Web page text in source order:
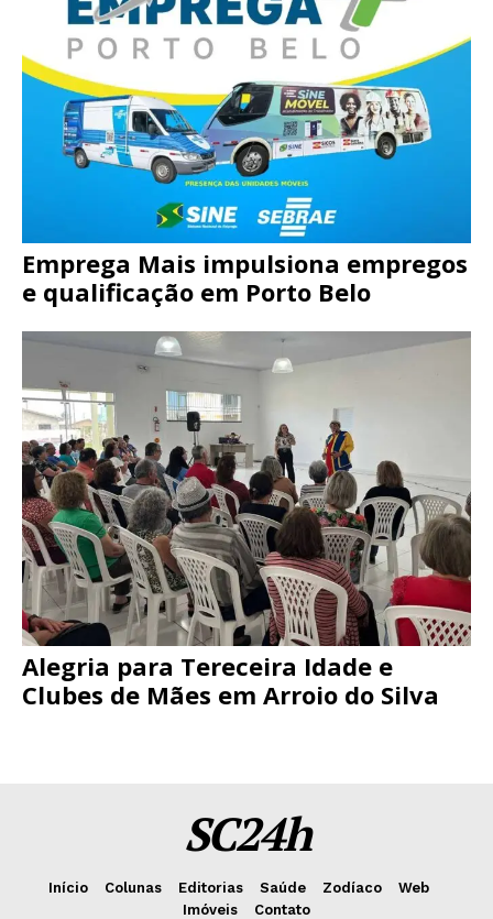
Emprega Mais impulsiona empregos
e qualificação em Porto Belo
Alegria para Tereceira Idade e
Clubes de Mães em Arroio do Silva
SC24h
Início Colunas Editorias Saúde Zodíaco
Web
Imóveis
Contato